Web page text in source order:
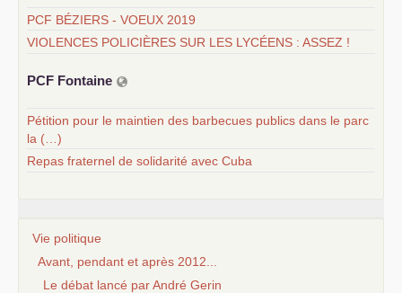
PCF BÉZIERS - VOEUX 2019
VIOLENCES POLICIÈRES SUR LES LYCÉENS : ASSEZ !
PCF Fontaine
Pétition pour le maintien des barbecues publics dans le parc
la (…)
Repas fraternel de solidarité avec Cuba
Vie politique
Avant, pendant et après 2012...
Le débat lancé par André Gerin